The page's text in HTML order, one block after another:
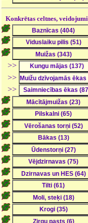
Konkrētas celtnes, veidojumi
>>
>>
>>